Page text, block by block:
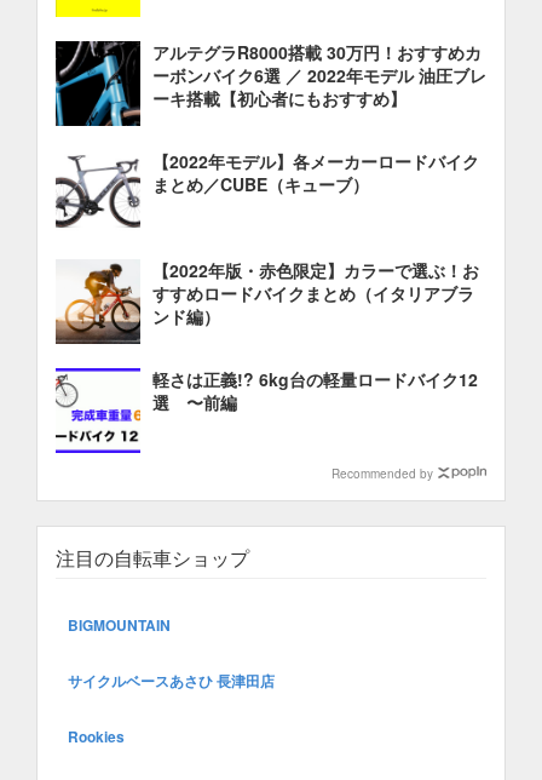
アルテグラR8000搭載 30万円！おすすめカ
ーボンバイク6選 ／ 2022年モデル 油圧ブレ
ーキ搭載【初心者にもおすすめ】
【2022年モデル】各メーカーロードバイク
まとめ／CUBE（キューブ）
【2022年版・赤色限定】カラーで選ぶ！お
すすめロードバイクまとめ（イタリアブラ
ンド編）
軽さは正義!? 6kg台の軽量ロードバイク12
選 〜前編
Recommended by
注目の自転車ショップ
BIGMOUNTAIN
サイクルベースあさひ 長津田店
Rookies